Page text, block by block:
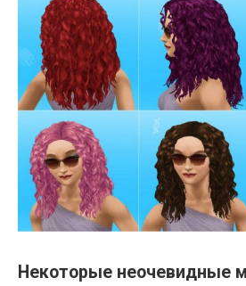
Некоторые неочевидные